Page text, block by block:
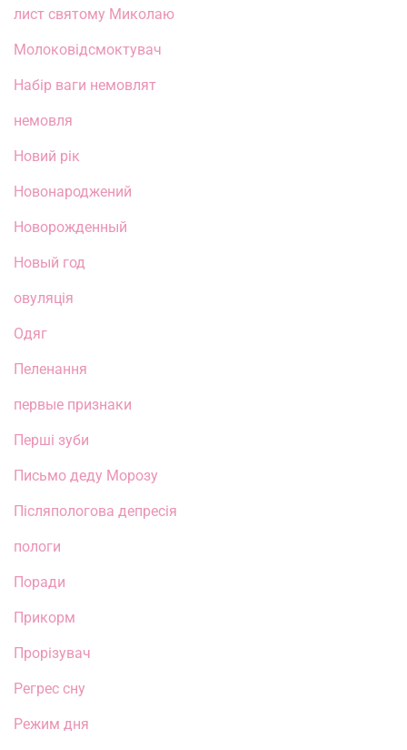
лист святому Миколаю
Молоковідсмоктувач
Набір ваги немовлят
немовля
Новий рік
Новонароджений
Новорожденный
Новый год
овуляція
Одяг
Пеленання
первые признаки
Перші зуби
Письмо деду Морозу
Післяпологова депресія
пологи
Поради
Прикорм
Прорізувач
Регрес сну
Режим дня